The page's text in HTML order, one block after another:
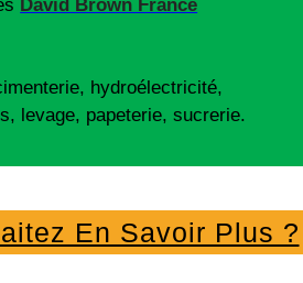
David Brown France
hydroélectricité,
levage, papeterie, sucrerie.
En Savoir Plus ?